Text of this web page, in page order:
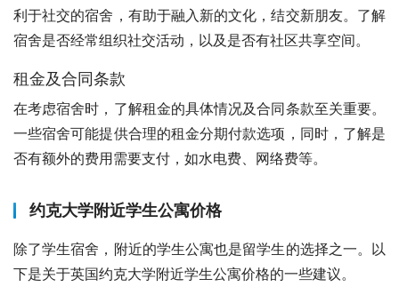
利于社交的宿舍，有助于融入新的文化，结交新朋友。了解
宿舍是否经常组织社交活动，以及是否有社区共享空间。
租金及合同条款
在考虑宿舍时，了解租金的具体情况及合同条款至关重要。
一些宿舍可能提供合理的租金分期付款选项，同时，了解是
否有额外的费用需要支付，如水电费、网络费等。
约克大学附近学生公寓价格
除了学生宿舍，附近的学生公寓也是留学生的选择之一。以
下是关于英国约克大学附近学生公寓价格的一些建议。